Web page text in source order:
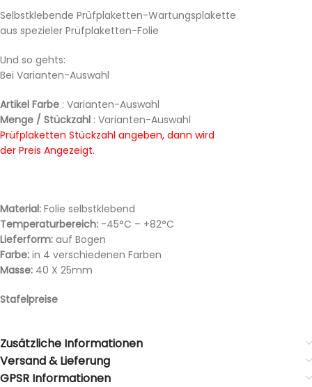
Selbstklebende Prüfplaketten-Wartungsplakette
aus spezieler Prüfplaketten-Folie
Und so gehts:
Bei Varianten-Auswahl
Artikel Farbe : Varianten-Auswahl
Menge / Stückzahl : Varianten-Auswahl
Prüfplaketten Stückzahl angeben, dann wird
der Preis Angezeigt.
Material: Folie selbstklebend
Temperaturbereich: -45°C – +82°C
Lieferform: auf Bogen
Farbe: in 4 verschiedenen Farben
Masse: 40 X 25mm
Stafelpreise
Zusätzliche Informationen
Versand & Lieferung
GPSR Informationen